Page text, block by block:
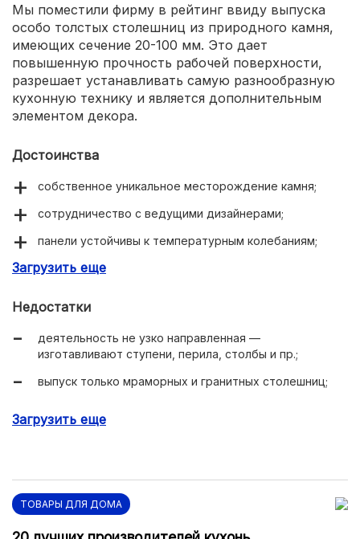
Мы поместили фирму в рейтинг ввиду выпуска
особо толстых столешниц из природного камня,
имеющих сечение 20-100 мм. Это дает
повышенную прочность рабочей поверхности,
разрешает устанавливать самую разнообразную
кухонную технику и является дополнительным
элементом декора.
Достоинства
собственное уникальное месторождение камня;
сотрудничество с ведущими дизайнерами;
панели устойчивы к температурным колебаниям;
длина столешниц до 2800 мм.
Загрузить еще
Недостатки
деятельность не узко направленная —
изготавливают ступени, перила, столбы и пр.;
выпуск только мраморных и гранитных столешниц;
Загрузить еще
ТОВАРЫ ДЛЯ ДОМА